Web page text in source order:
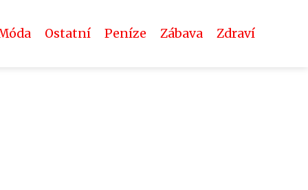
Ostatní Peníze Zábava Zdraví